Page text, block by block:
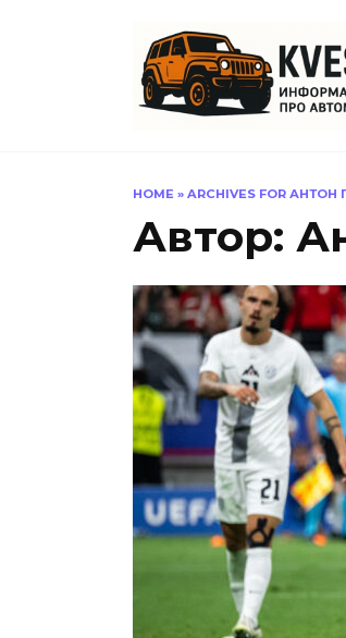
HOME » ARCHIVES FOR
Автор: